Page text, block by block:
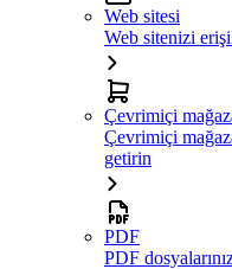
Web sitesi
Web sitenizi
Çevrimiçi
Çevrimiçi
getirin
PDF
PDF